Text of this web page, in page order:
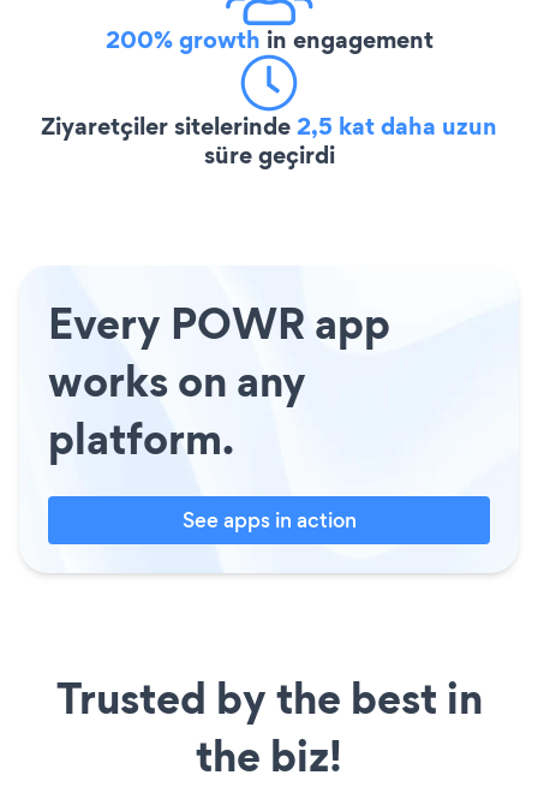
200% growth in engagement
Ziyaretçiler sitelerinde2,5 kat daha uzun
süre geçirdi
Every POWR app
works on any
platform.
See apps in action
Trusted by the best in
the biz!